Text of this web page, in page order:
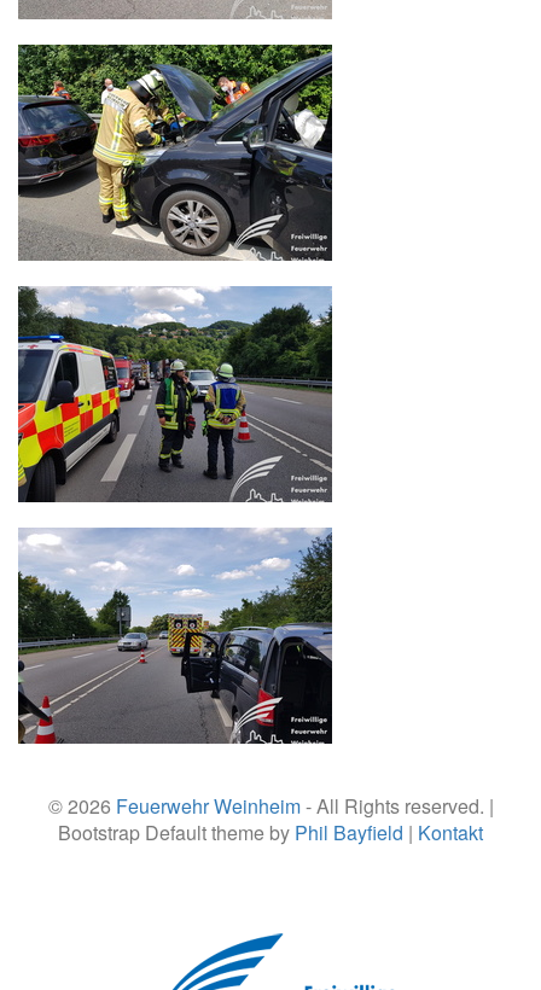
© 2026 Feuerwehr Weinheim- All Rights reserved. |
Bootstrap Default theme by Phil Bayfield | Kontakt